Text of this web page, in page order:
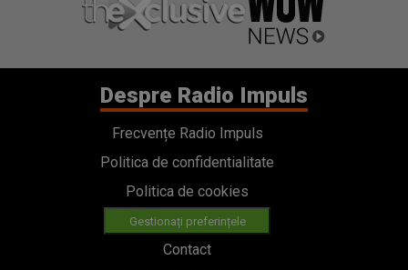
Despre Radio Impuls
Frecvențe Radio Impuls
Politica de confidentialitate
Politica de cookies
Gestionați preferințele
Contact